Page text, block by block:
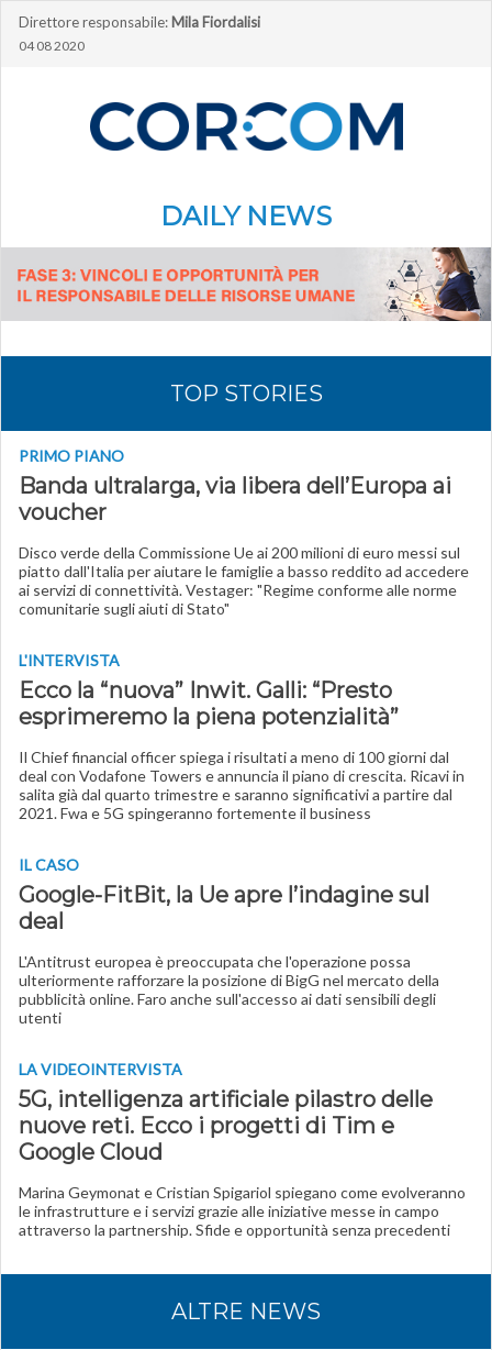
Direttore responsabile: Mila Fiordalisi
04 08 2020
DAILY NEWS
TOP STORIES
PRIMO PIANO
Banda ultralarga, via libera dell’Europa ai
voucher
Disco verde della Commissione Ue ai 200 milioni di euro messi sul
piatto dall'Italia per aiutare le famiglie a basso reddito ad accedere
ai servizi di connettività. Vestager: "Regime conforme alle norme
comunitarie sugli aiuti di Stato"
L'INTERVISTA
Ecco la “nuova” Inwit. Galli: “Presto
esprimeremo la piena potenzialità”
Il Chief financial officer spiega i risultati a meno di 100 giorni dal
deal con Vodafone Towers e annuncia il piano di crescita. Ricavi in
salita già dal quarto trimestre e saranno significativi a partire dal
2021. Fwa e 5G spingeranno fortemente il business
IL CASO
Google-FitBit, la Ue apre l’indagine sul
deal
L'Antitrust europea è preoccupata che l'operazione possa
ulteriormente rafforzare la posizione di BigG nel mercato della
pubblicità online. Faro anche sull'accesso ai dati sensibili degli
utenti
LA VIDEOINTERVISTA
5G, intelligenza artificiale pilastro delle
nuove reti. Ecco i progetti di Tim e
Google Cloud
Marina Geymonat e Cristian Spigariol spiegano come evolveranno
le infrastrutture e i servizi grazie alle iniziative messe in campo
attraverso la partnership. Sfide e opportunità senza precedenti
ALTRE NEWS